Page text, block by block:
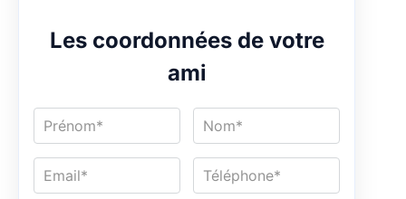
Les coordonnées de votre
ami